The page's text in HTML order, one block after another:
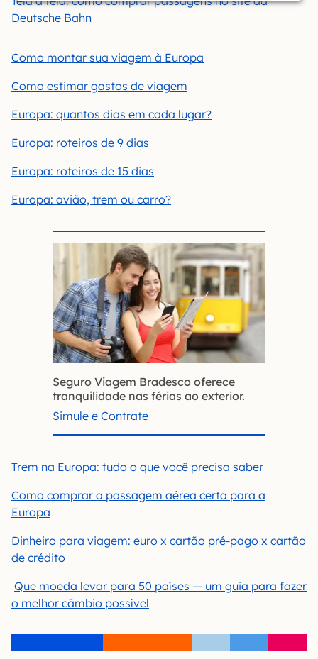
Deutsche Bahn
Como montar sua viagem à Europa
Como estimar gastos de viagem
Europa: quantos dias em cada lugar?
Europa: roteiros de 9 dias
Europa: roteiros de 15 dias
Europa: avião, trem ou carro?
Seguro Viagem Bradesco oferece
tranquilidade nas férias ao exterior.
Simule e Contrate
Trem na Europa: tudo o que você precisa saber
Como comprar a passagem aérea certa para a
Europa
Dinheiro para viagem: euro x cartão pré-pago x cartão
de crédito
Que moeda levar para 50 países — um guia para fazer
o melhor câmbio possível